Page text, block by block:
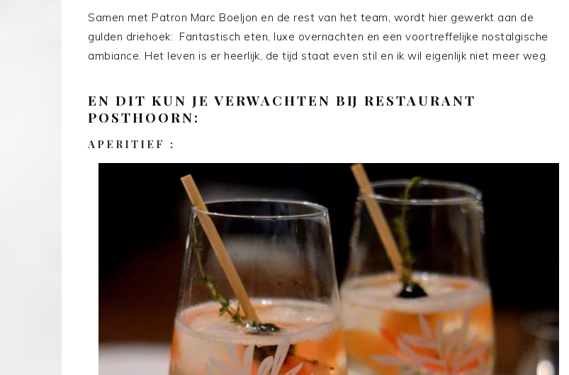
Samen met Patron Marc Boeljon en de rest van het team, wordt hier gewerkt aan de
gulden driehoek: Fantastisch eten, luxe overnachten en een voortreffelijke nostalgische
ambiance. Het leven is er heerlijk, de tijd staat even stil en ik wil eigenlijk niet meer weg.
EN DIT KUN JE VERWACHTEN BIJ RESTAURANT
POSTHOORN:
APERITIEF :